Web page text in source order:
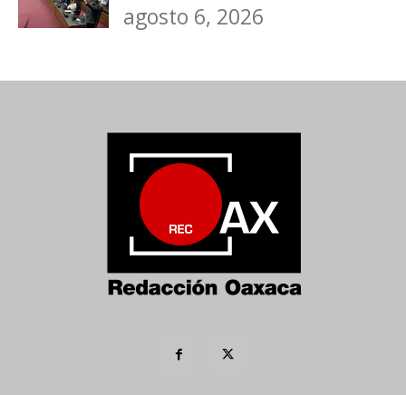
agosto 6, 2026